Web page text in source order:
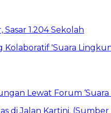
1.204 Sekolah
Lewat Forum ‘Suara